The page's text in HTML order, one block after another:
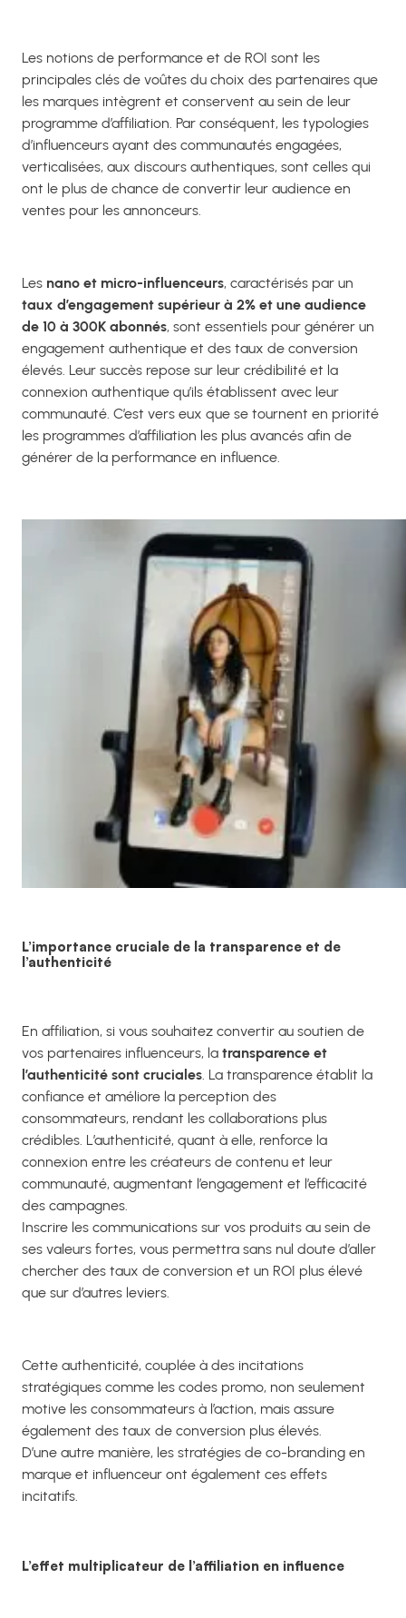
Les notions de performance et de ROI sont les
principales clés de voûtes du choix des partenaires que
les marques intègrent et conservent au sein de leur
programme d’affiliation. Par conséquent, les typologies
d’influenceurs ayant des communautés engagées,
verticalisées, aux discours authentiques, sont celles qui
ont le plus de chance de convertir leur audience en
ventes pour les annonceurs.
Les nano et micro-influenceurs, caractérisés par un
taux d’engagement supérieur à 2% et une audience
de 10 à 300K abonnés, sont essentiels pour générer un
engagement authentique et des taux de conversion
élevés. Leur succès repose sur leur crédibilité et la
connexion authentique qu’ils établissent avec leur
communauté. C’est vers eux que se tournent en priorité
les programmes d’affiliation les plus avancés afin de
générer de la performance en influence.
L’importance cruciale de la transparence et de
l’authenticité
En affiliation, si vous souhaitez convertir au soutien de
vos partenaires influenceurs, la transparence et
l’authenticité sont cruciales. La transparence établit la
confiance et améliore la perception des
consommateurs, rendant les collaborations plus
crédibles. L’authenticité, quant à elle, renforce la
connexion entre les créateurs de contenu et leur
communauté, augmentant l’engagement et l’efficacité
des campagnes.
Inscrire les communications sur vos produits au sein de
ses valeurs fortes, vous permettra sans nul doute d’aller
chercher des taux de conversion et un ROI plus élevé
que sur d’autres leviers.
Cette authenticité, couplée à des incitations
stratégiques comme les codes promo, non seulement
motive les consommateurs à l’action, mais assure
également des taux de conversion plus élevés.
D’une autre manière, les stratégies de co-branding en
marque et influenceur ont également ces effets
incitatifs.
L’effet multiplicateur de l’affiliation en influence